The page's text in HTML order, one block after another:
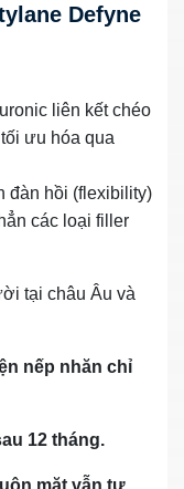
Defyne
liên kết chéo
ưu hóa qua
đàn hồi (flexibility)
các loại filler
tại châu Âu và
nếp nhăn chỉ
12 tháng.
mặt vẫn tự